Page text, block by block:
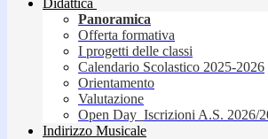
Didattica
Panoramica
Offerta formativa
I progetti delle classi
Calendario Scolastico 2025-2026
Orientamento
Valutazione
Open Day_Iscrizioni A.S. 2026/
Indirizzo Musicale